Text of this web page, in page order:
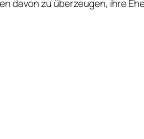
davon zu überzeugen, ihre